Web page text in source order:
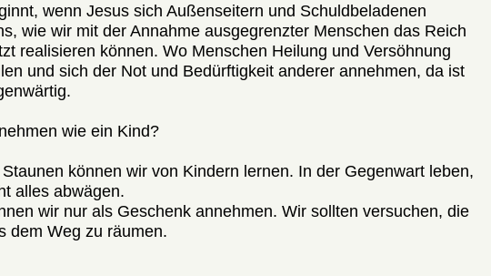
wenn Jesus sich Außenseitern und Schuldbeladenen
wie wir mit der Annahme ausgegrenzter Menschen das Reich
realisieren können. Wo Menschen Heilung und Versöhnung
und sich der Not und Bedürftigkeit anderer annehmen, da ist
wie ein Kind?
können wir von Kindern lernen. In der Gegenwart leben,
alles abwägen.
wir nur als Geschenk annehmen. Wir sollten versuchen, die
dem Weg zu räumen.